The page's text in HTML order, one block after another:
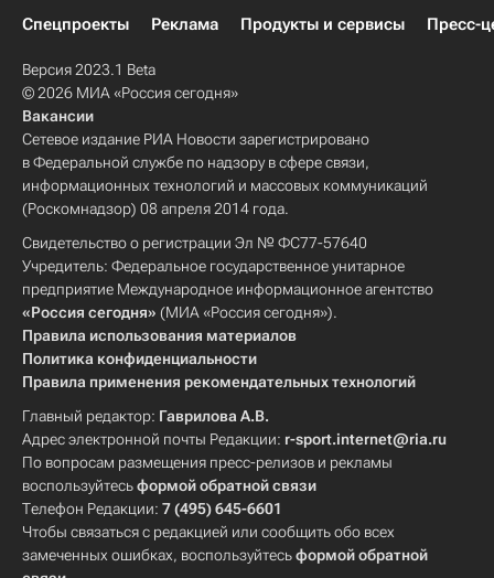
Спецпроекты
Реклама Продукты и сервисы Пресс-
Версия 2023.1 Beta
© 2026 МИА «Россия сегодня»
Вакансии
Сетевое издание РИА Новости зарегистрировано
в Федеральной службе по надзору в сфере связи,
информационных технологий и массовых коммуникаций
(Роскомнадзор) 08 апреля 2014 года.
Свидетельство о регистрации Эл № ФС77-57640
Учредитель: Федеральное государственное унитарное
предприятие Международное информационное агентство
«Россия сегодня» (МИА «Россия сегодня»).
Правила использования материалов
Политика конфиденциальности
Правила применения рекомендательных технологий
Главный редактор: Гаврилова А.В.
Адрес электронной почты Редакции: r-sport.internet@ria.ru
По вопросам размещения пресс-релизов и рекламы
воспользуйтесьформой обратной связи
Телефон Редакции: 7 (495) 645-6601
Чтобы связаться с редакцией или сообщить обо всех
замеченных ошибках, воспользуйтесьформой обратной